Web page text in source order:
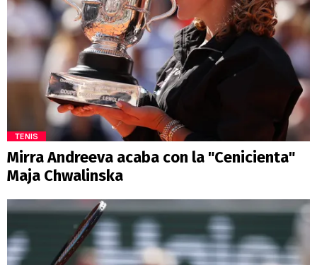
TENIS
Mirra Andreeva acaba con la "Cenicienta"
Maja Chwalinska